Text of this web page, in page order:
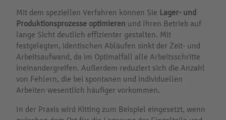
Mit dem speziellen Verfahren können Sie Lager- und
Produktionsprozesse optimieren und Ihren Betrieb auf
lange Sicht deutlich effizienter gestalten. Mit
festgelegten, identischen Abläufen sinkt der Zeit- und
Arbeitsaufwand, da im Optimalfall alle Arbeitsschritte
ineinandergreifen. Außerdem reduziert sich die Anzahl
von Fehlern, die bei spontanen und individuellen
Arbeiten wesentlich häufiger vorkommen.
In der Praxis wird Kitting zum Beispiel eingesetzt, wenn